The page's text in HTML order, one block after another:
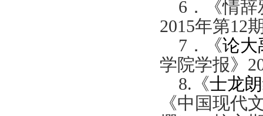
6 ．《情
2015年第12
7 ．《论大
学院学报》
8. 《士龙
《中国现代